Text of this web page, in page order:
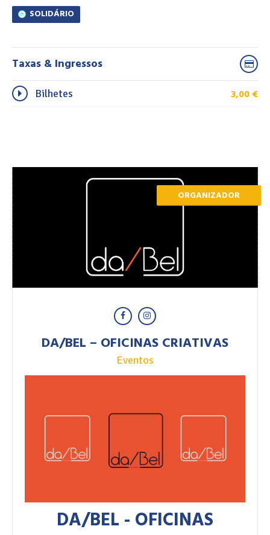
SOLIDÁRIO
Taxas & Ingressos
Bilhetes 3,00€
ORGANIZADOR
DA/BEL – OFICINAS CRIATIVAS
Eventos
DA/BEL - OFICINAS